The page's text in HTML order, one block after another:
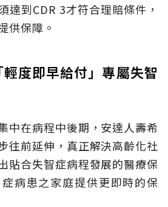
達到CDR 3才符合理賠條件，
供保障。
度即早給付」專屬失智
中在病程中後期，安達人壽希
往前延伸，真正解決高齡化社
貼合失智症病程發展的醫療保
病患之家庭提供更即時的保